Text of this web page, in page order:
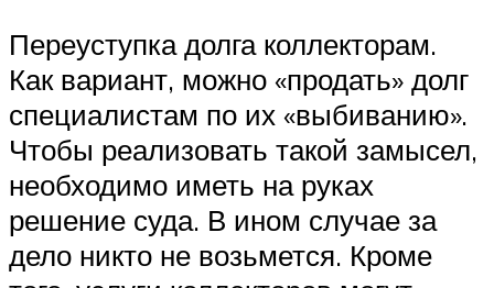
Переуступка долга коллекторам.
Как вариант, можно «продать» долг
специалистам по их «выбиванию».
Чтобы реализовать такой замысел,
необходимо иметь на руках
решение суда. В ином случае за
дело никто не возьмется. Кроме